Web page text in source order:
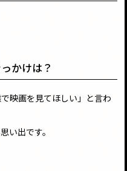
かけは？
映画を見てほしい」と言わ
い出です。